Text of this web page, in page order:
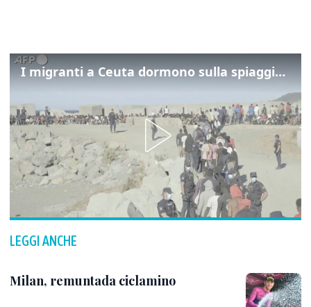
I migranti a Ceuta dormono sulla spiaggia: "Vogliamo entrare in Europa"
LEGGI ANCHE
Milan, remuntada ciclamino